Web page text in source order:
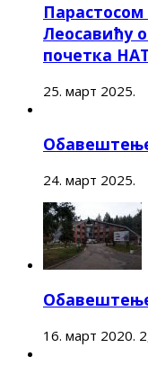
Леосавићу
почетка
25. март 2025.
24. март 2025.
16. март 2020.